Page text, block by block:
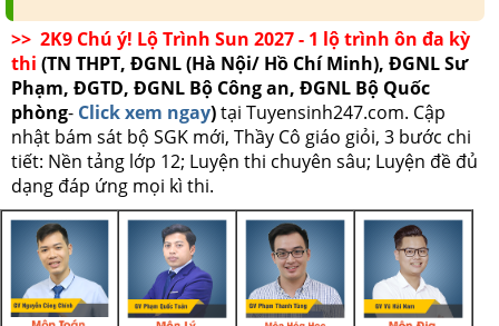
>> 2K9 Chú ý! Lộ Trình Sun 2027 - 1 lộ trình ôn đa kỳ
thi (TN THPT, ĐGNL (Hà Nội/ Hồ Chí Minh), ĐGNL Sư
Phạm, ĐGTD, ĐGNL Bộ Công an, ĐGNL Bộ Quốc
phòng- Click xem ngay)tại Tuyensinh247.com. Cập
nhật bám sát bộ SGK mới, Thầy Cô giáo giỏi, 3 bước chi
tiết: Nền tảng lớp 12; Luyện thi chuyên sâu; Luyện đề đủ
dạng đáp ứng mọi kì thi.